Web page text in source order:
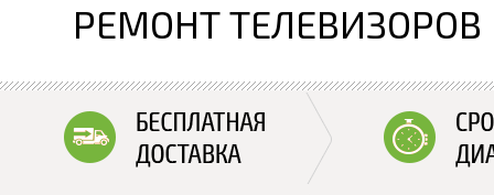
РЕМОНТ ТЕЛЕВИЗОРОВ